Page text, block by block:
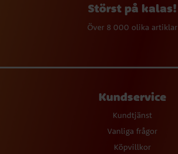
Störst på kalas!
Över 8 000 olika artiklar
Kundservice
Kundtjänst
Vanliga frågor
Köpvillkor